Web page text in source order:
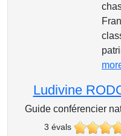
Ludivine
Guide conférencier
3 évals